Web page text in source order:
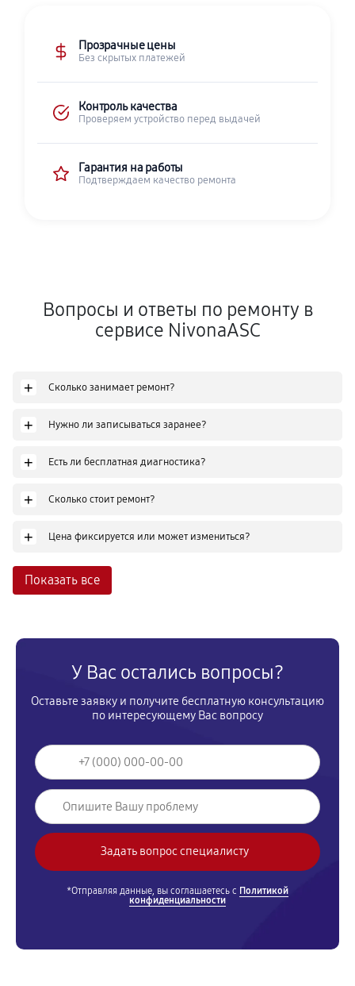
Прозрачные цены
Без скрытых платежей
Контроль качества
Проверяем устройство перед выдачей
Гарантия на работы
Подтверждаем качество ремонта
Вопросы и ответы по ремонту в
сервисе NivonaASC
+ Сколько занимает ремонт?
+ Нужно ли записываться заранее?
+ Есть ли бесплатная диагностика?
+ Сколько стоит ремонт?
+ Цена фиксируется или может измениться?
Показать все
У Вас остались вопросы?
Оставьте заявку и получите бесплатную консультацию
по интересующему Вас вопросу
*Отправляя данные, вы соглашаетесь с Политикой
конфиденциальности